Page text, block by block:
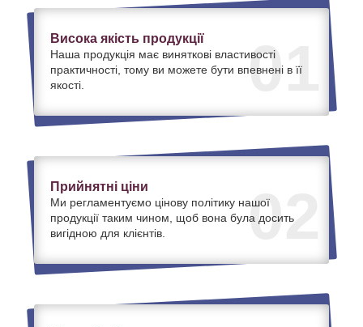
01
Висока якість продукції
Наша продукція має виняткові властивості
практичності, тому ви можете бути впевнені в її
якості.
02
Прийнятні ціни
Ми регламентуємо цінову політику нашої
продукції таким чином, щоб вона була досить
вигідною для клієнтів.